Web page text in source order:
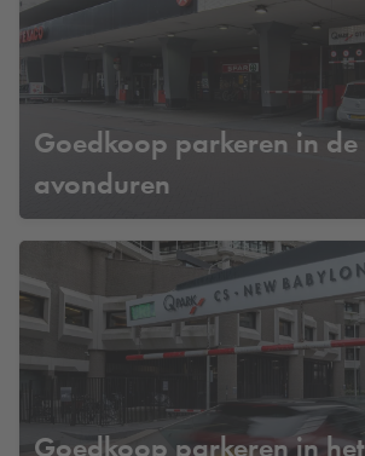
Goedkoop parkeren in de
avonduren
Goedkoop parkeren in het